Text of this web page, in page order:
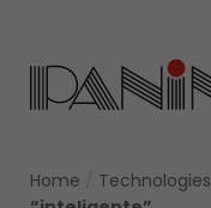
Home Technologies